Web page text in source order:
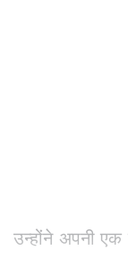
उन्होंने अपनी